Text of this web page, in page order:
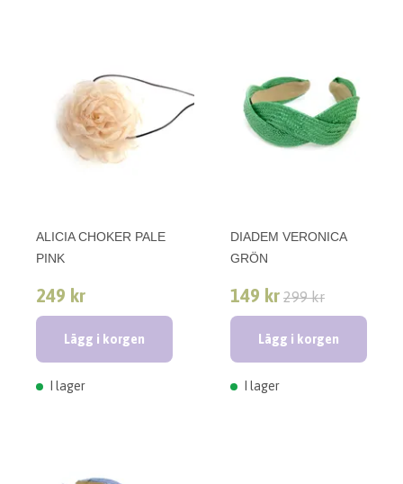
ALICIA CHOKER PALE
PINK
249 kr
Lägg i korgen
I lager
DIADEM VERONICA
GRÖN
149 kr 299 kr
Lägg i korgen
I lager